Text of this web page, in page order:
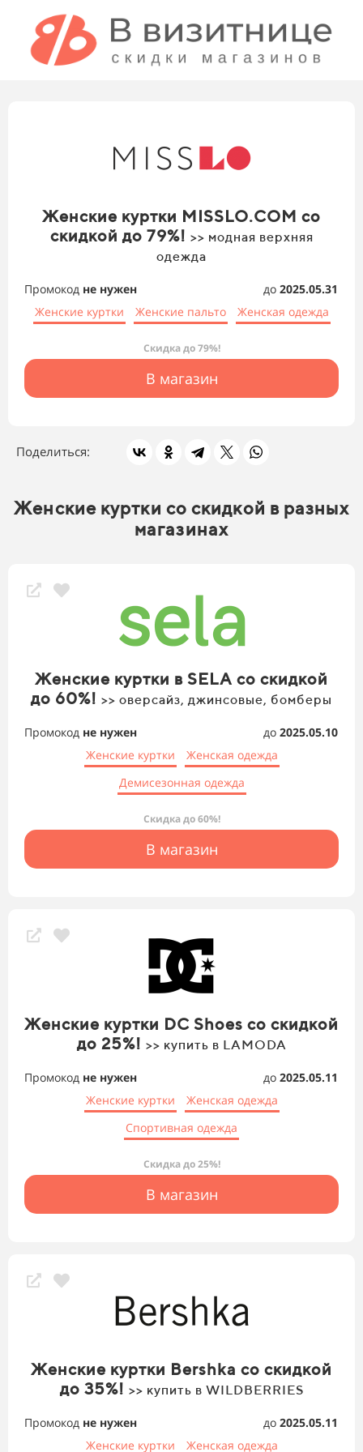
Женские куртки MISSLO.COM со
скидкой до 79%! >> модная верхняя
одежда
Промокод не нужен до 2025.05.31
Женские куртки
Женские пальто Женская одежда
Скидка до 79%!
В магазин
Поделиться:
Женские куртки со скидкой в разных
магазинах
Женские куртки в SELA со скидкой
до 60%! >> оверсайз, джинсовые, бомберы
Промокод не нужен до 2025.05.10
Женские куртки
Женская одежда
Демисезонная одежда
Скидка до 60%!
В магазин
Женские куртки DC Shoes со скидкой
до 25%! >> купить в LAMODA
Промокод не нужен до 2025.05.11
Женские куртки
Женская одежда
Спортивная одежда
Скидка до 25%!
В магазин
Женские куртки Bershka со скидкой
до 35%! >> купить в WILDBERRIES
Промокод не нужен до 2025.05.11
Женские куртки
Женская одежда